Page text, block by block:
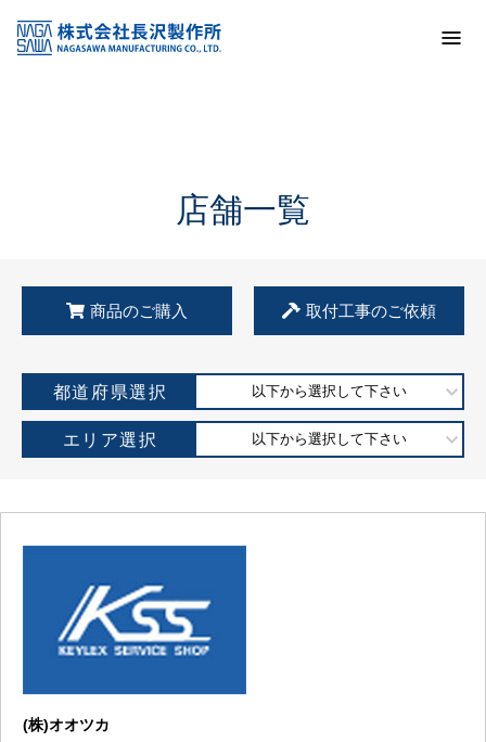
KSS加盟店・取扱店情報
店舗一覧
店舗一覧
商品のご購入 取付工事のご依頼
都道府県選択 以下から選択して下さい
エリア選択 以下から選択して下さい
(株)オオツカ